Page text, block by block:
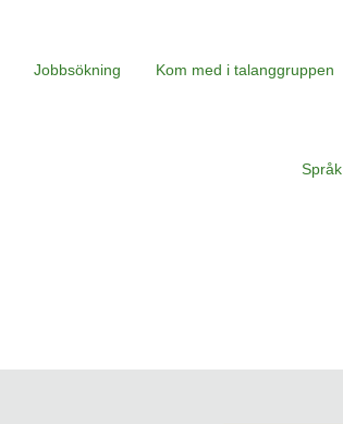
Jobbsökning Kom med i talanggruppen
Språk